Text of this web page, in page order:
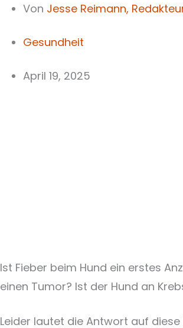
Von Jesse Reimann,
Gesundheit
April 19, 2025
Ist Fieber beim Hund ein erstes
einen Tumor? Ist der Hund an
Leider lautet die Antwort auf diese